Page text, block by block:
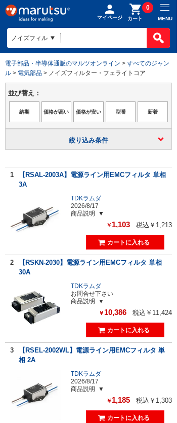
マイページ カート
0
MENU
電子部品・半導体通販のマルツオンライン > すべてのジャン
ル > 電気部品 > ノイズフィルター・フェライトコア
並び替え：
絞り込み条件
1
【RSAL-2003A】電源ライン用EMCフィルタ 単相
3A
TDKラムダ
2026/8/17
商品説明
￥ 1,103 税込￥1,213
2
【RSKN-2030】電源ライン用EMCフィルタ 単相
30A
TDKラムダ
お問合せ下さい
商品説明
￥ 10,386 税込￥11,424
3
【RSEL-2002WL】電源ライン用EMCフィルタ 単
相 2A
TDKラムダ
2026/8/17
商品説明
￥ 1,185 税込￥1,303